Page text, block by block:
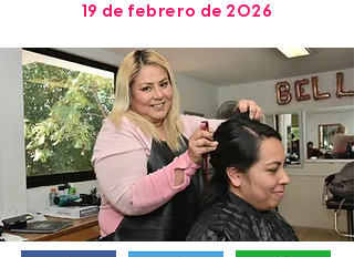
19 de febrero de 2026